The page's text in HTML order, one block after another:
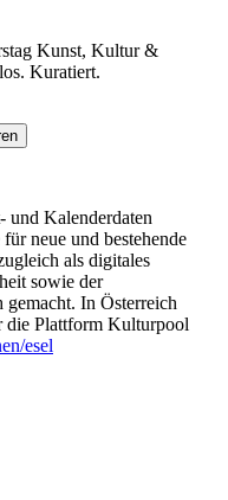
Kunst, Kultur &
Kuratiert.
und Kalenderdaten
neue und bestehende
als digitales
sowie der
In Österreich
die Plattform Kulturpool
esel